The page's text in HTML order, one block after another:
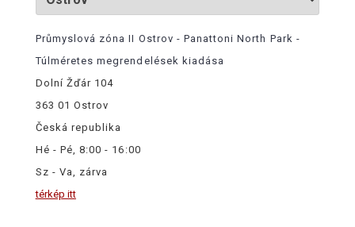
Průmyslová zóna II Ostrov - Panattoni North Park -
Túlméretes megrendelések kiadása
Dolní Žďár 104
363 01 Ostrov
Česká republika
Hé - Pé, 8:00 - 16:00
Sz - Va, zárva
térkép itt